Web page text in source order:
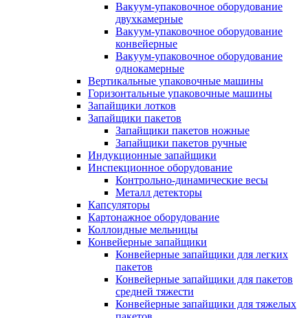
Вакуум-упаковочное оборудование
двухкамерные
Вакуум-упаковочное оборудование
конвейерные
Вакуум-упаковочное оборудование
однокамерные
Вертикальные упаковочные машины
Горизонтальные упаковочные машины
Запайщики лотков
Запайщики пакетов
Запайщики пакетов ножные
Запайщики пакетов ручные
Индукционные запайщики
Инспекционное оборудование
Контрольно-динамические весы
Металл детекторы
Капсуляторы
Картонажное оборудование
Коллоидные мельницы
Конвейерные запайщики
Конвейерные запайщики для легких
пакетов
Конвейерные запайщики для пакетов
средней тяжести
Конвейерные запайщики для тяжелых